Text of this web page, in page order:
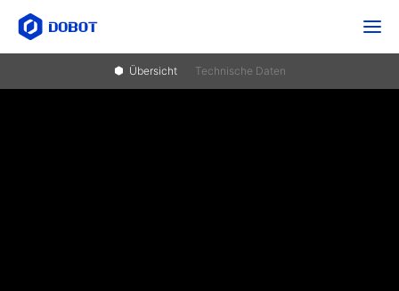
Übersicht Technische Daten